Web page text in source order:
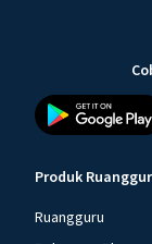
Produk
Ruangguru